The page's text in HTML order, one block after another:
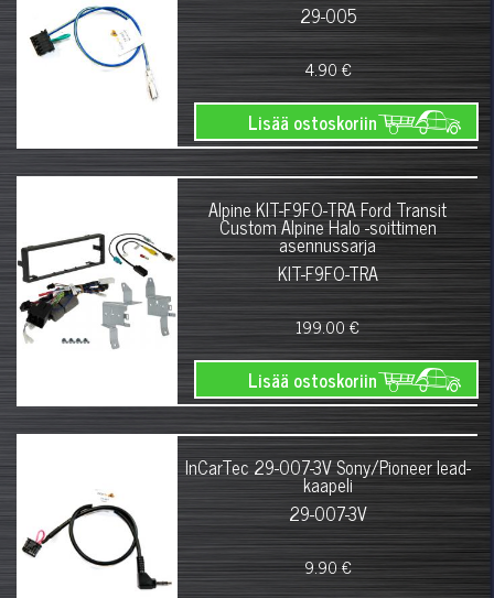
29-005
4.90 €
Lisää ostoskoriin
Alpine KIT-F9FO-TRA Ford Transit
Custom Alpine Halo -soittimen
asennussarja
KIT-F9FO-TRA
199.00 €
Lisää ostoskoriin
InCarTec 29-007-3V Sony/Pioneer lead-
kaapeli
29-007-3V
9.90 €